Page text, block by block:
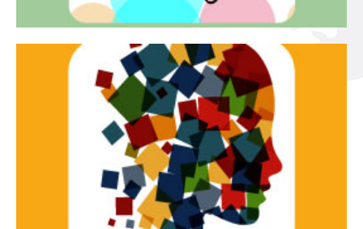
Tracce dinamiche
Tracce Dinamiche è una rassegna di teatro
d’innovazione e sperimentale.
Continua